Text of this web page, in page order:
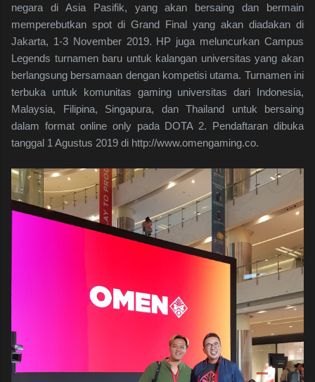
negara di Asia Pasifik, yang akan bersaing dan bermain
memperebutkan spot di Grand Final yang akan diadakan di
Jakarta, 1-3 November 2019. HP juga meluncurkan Campus
Legends turnamen baru untuk kalangan universitas yang akan
berlangsung bersamaan dengan kompetisi utama. Turnamen ini
terbuka untuk komunitas gaming universitas dari Indonesia,
Malaysia, Filipina, Singapura, dan Thailand untuk bersaing
dalam format online only pada DOTA 2. Pendaftaran dibuka
tanggal 1 Agustus 2019 di http://www.omengaming.co.